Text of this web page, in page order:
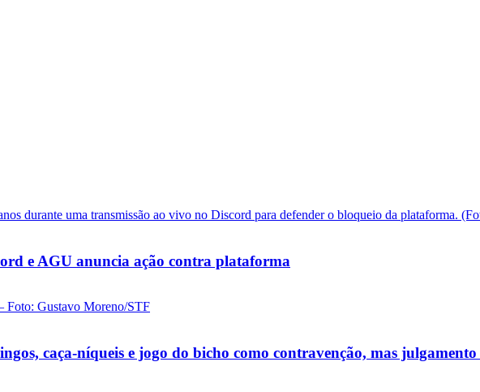
e AGU anuncia ação contra plataforma
caça-níqueis e jogo do bicho como contravenção, mas